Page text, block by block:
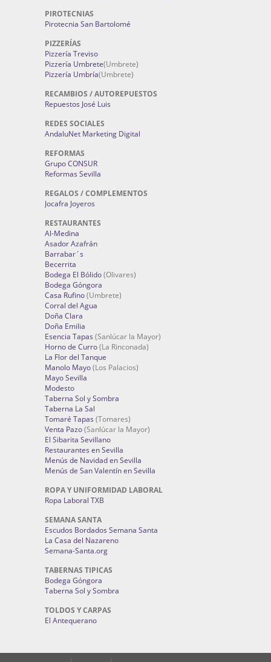
PIROTECNIAS
Pirotecnia San Bartolomé
PIZZERÍAS
Pizzería Treviso
Pizzería Umbrete(Umbrete)
Pizzería Umbría(Umbrete)
RECAMBIOS / AUTOREPUESTOS
Repuestos José Luis
REDES SOCIALES
AndaluNet Marketing Digital
REFORMAS
Grupo CONSUR
Reformas Sevilla
REGALOS / COMPLEMENTOS
Jocafra Joyeros
RESTAURANTES
Al-Medina
Asador Azafrán
Barrabar´s
Becerrita
Bodega El Bólido(Olivares)
Bodega Góngora
Casa Rufino(Umbrete)
Corral del Agua
Doña Clara
Doña Emilia
Esencia Tapas (Sanlúcar la Mayor)
Horno de Curro(La Rinconada)
La Flor del Tanque
Manolo Mayo(Los Palacios)
Mayo Sevilla
Modesto
Taberna Sol y Sombra
Taberna La Sal
Tomaré Tapas (Tomares)
Venta Pazo(Sanlúcar la Mayor)
El Sibarita Sevillano
Restaurantes en Sevilla
Menús de Navidad en Sevilla
Menús de San Valentín en Sevilla
ROPA Y UNIFORMIDAD LABORAL
Ropa Laboral TXB
SEMANA SANTA
Escudos Bordados Semana Santa
La Casa del Nazareno
Semana-Santa.org
TABERNAS TIPICAS
Bodega Góngora
Taberna Sol y Sombra
TOLDOS Y CARPAS
El Antequerano